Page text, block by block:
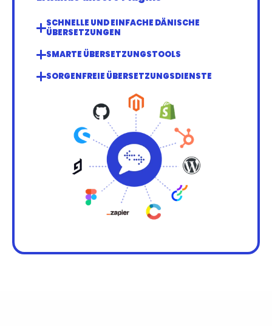
SCHNELLE UND EINFACHE DÄNISCHE
ÜBERSETZUNGEN
SMARTE ÜBERSETZUNGSTOOLS
SORGENFREIE ÜBERSETZUNGSDIENSTE